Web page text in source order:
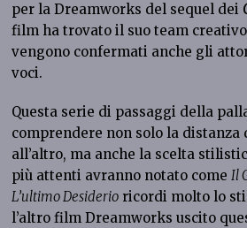
per la Dreamworks del sequel dei
film ha trovato il suo team
vengono confermati anche gli
voci.
Questa serie di passaggi della
comprendere non solo la distanza
all’altro, ma anche la scelta
più attenti avranno notato comeIl
L’ultimo Desiderio ricordi molto lo
l’altro film Dreamworks uscito